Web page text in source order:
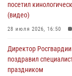
посетил
(видео)
28 июля 2026, 16:50
Директор
поздравил
праздником